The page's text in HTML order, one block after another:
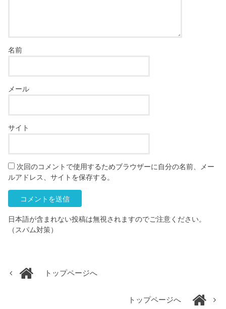
名前
メール
サイト
次回のコメントで使用するためブラウザーに自分の名前、メー
ルアドレス、サイトを保存する。
日本語が含まれない投稿は無視されますのでご注意ください。
（スパム対策）
トップページへ
トップページへ